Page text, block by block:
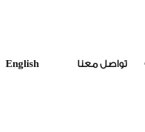
تواصل معنا English